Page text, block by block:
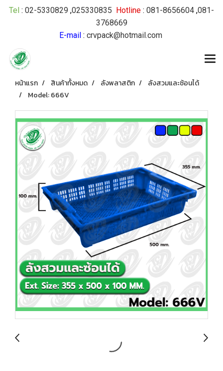
Tel : 02-5330829 ,025330835 Hotline : 081-8656604 ,081-
3768669
E-mail: crvpack@hotmail.com
หน้าแรก สินค้าทั้งหมด ลังพลาสติก
ลังสวมและซ้อนได้
Model: 666V